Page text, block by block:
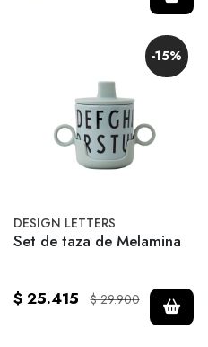
-15%
DESIGN LETTERS
Set de taza de Melamina
$ 25.415 $ 29.900